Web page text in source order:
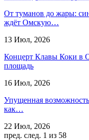
От туманов до жары:
ждёт Омскую…
13 Июл, 2026
Концерт Клавы Коки в
площадь
16 Июл, 2026
Упущенная
как…
22 Июл, 2026
пред. след. 1 из 58